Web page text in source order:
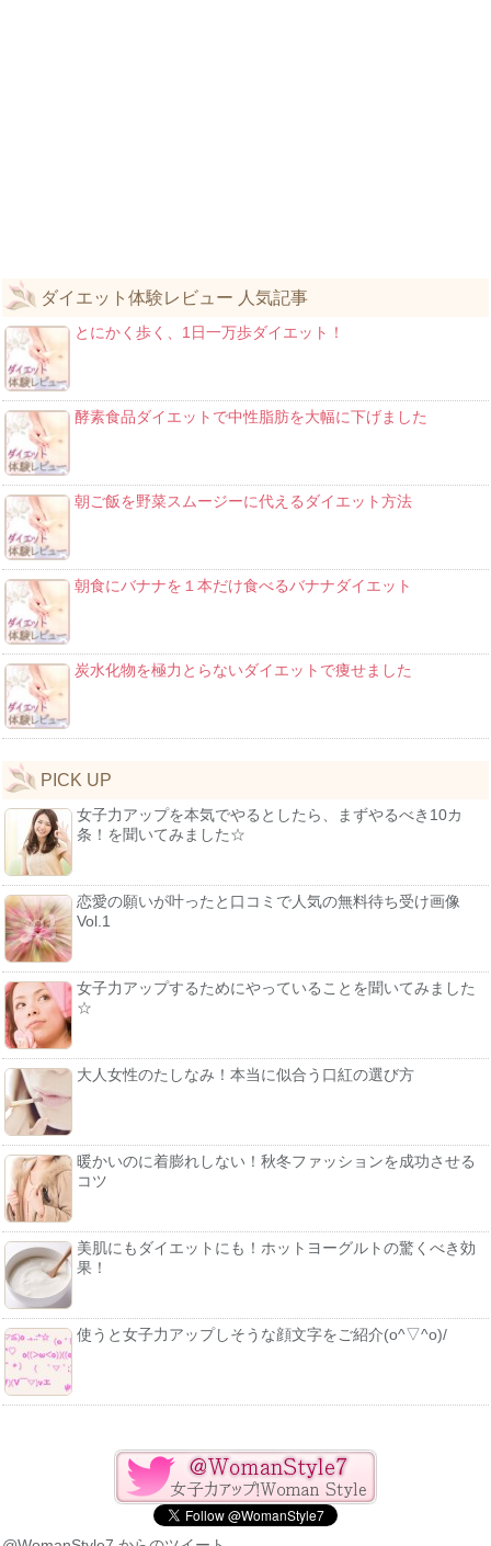
ダイエット体験レビュー 人気記事
とにかく歩く、1日一万歩ダイエット！
酵素食品ダイエットで中性脂肪を大幅に下げました
朝ご飯を野菜スムージーに代えるダイエット方法
朝食にバナナを１本だけ食べるバナナダイエット
炭水化物を極力とらないダイエットで痩せました
PICK UP
女子力アップを本気でやるとしたら、まずやるべき10カ
条！を聞いてみました☆
恋愛の願いが叶ったと口コミで人気の無料待ち受け画像
Vol.1
女子力アップするためにやっていることを聞いてみました
☆
大人女性のたしなみ！本当に似合う口紅の選び方
暖かいのに着膨れしない！秋冬ファッションを成功させる
コツ
美肌にもダイエットにも！ホットヨーグルトの驚くべき効
果！
使うと女子力アップしそうな顔文字をご紹介(o^▽^o)/